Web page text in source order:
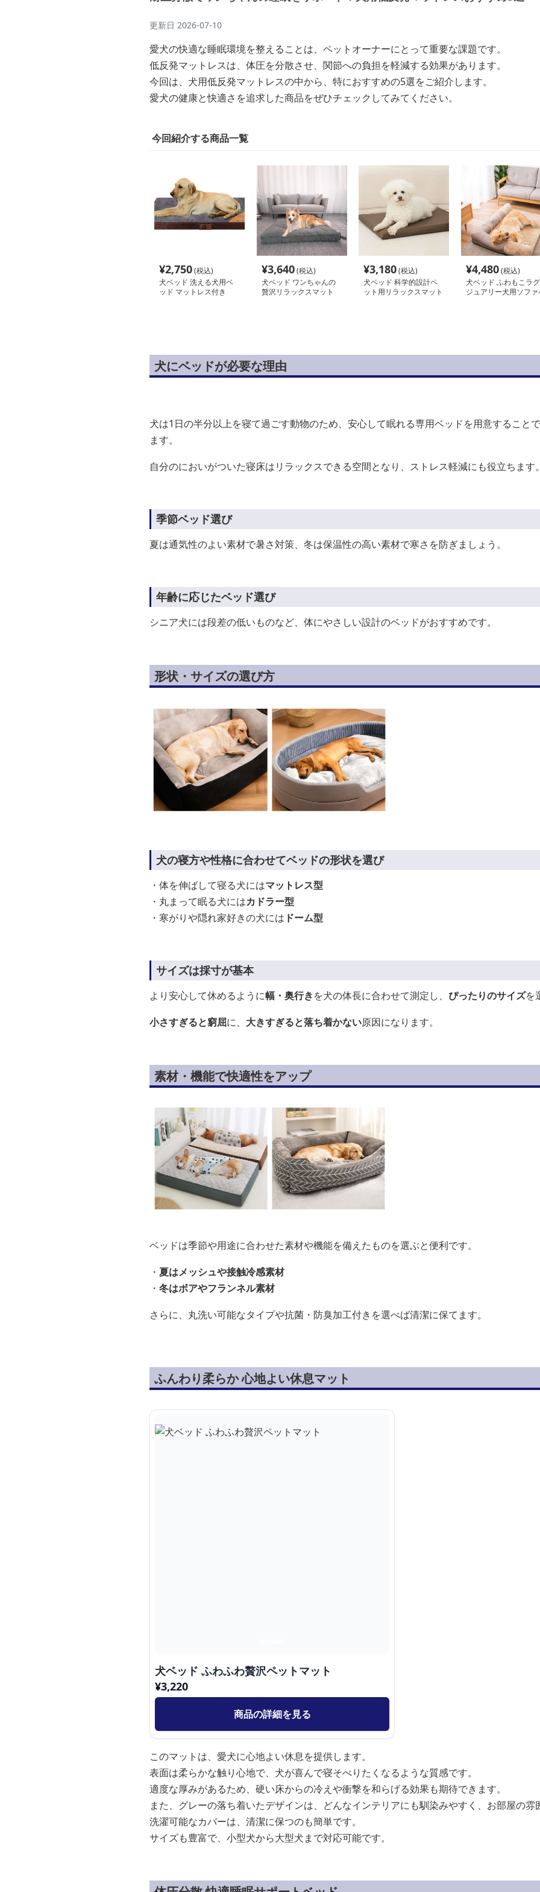
更新日 2026-07-10
愛犬の快適な睡眠環境を整えることは、ペットオーナーにとって重要な課題です。
低反発マットレスは、体圧を分散させ、関節への負担を軽減する効果があります。
今回は、犬用低反発マットレスの中から、特におすすめの5選をご紹介します。
愛犬の健康と快適さを追求した商品をぜひチェックしてみてください。
今回紹介する商品一覧
¥2,750(税込)
犬ベッド 洗える犬用ベ
ッド マットレス付き
¥3,640(税込)
犬ベッド ワンちゃんの
贅沢リラックスマット
¥3,180(税込)
犬ベッド 科学的設計ペ
ット用リラックスマット
¥4,480(税込)
犬ベッド ふわもこラグ
ジュアリー犬用ソファ
犬にベッドが必要な理由
犬は1日の半分以上を寝て過ごす動物のため、安心して眠れる専用ベッドを用意すること
ます。
自分のにおいがついた寝床はリラックスできる空間となり、ストレス軽減にも役立ちます。
季節ベッド選び
夏は通気性のよい素材で暑さ対策、冬は保温性の高い素材で寒さを防ぎましょう。
年齢に応じたベッド選び
シニア犬には段差の低いものなど、体にやさしい設計のベッドがおすすめです。
形状・サイズの選び方
犬の寝方や性格に合わせてベッドの形状を選び
・体を伸ばして寝る犬にはマットレス型
・丸まって眠る犬にはカドラー型
・寒がりや隠れ家好きの犬には ドーム型
サイズは採寸が基本
より安心して休めるように幅・奥行きを犬の体長に合わせて測定し、 ぴったりのサイズを
小さすぎると窮屈に、 大きすぎると落ち着かない原因になります。
素材・機能で快適性をアップ
ベッドは季節や用途に合わせた素材や機能を備えたものを選ぶと便利です。
・ 夏はメッシュや接触冷感素材
・ 冬はボアやフランネル素材
さらに、丸洗い可能なタイプや抗菌・防臭加工付きを選べば清潔に保てます。
ふんわり柔らか 心地よい休息マット
犬ベッド ふわふわ贅沢ペットマット
¥3,220
商品の詳細を見る
このマットは、愛犬に心地よい休息を提供します。
表面は柔らかな触り心地で、犬が喜んで寝そべりたくなるような質感です。
適度な厚みがあるため、硬い床からの冷えや衝撃を和らげる効果も期待できます。
また、グレーの落ち着いたデザインは、どんなインテリアにも馴染みやすく、お部屋の雰
洗濯可能なカバーは、清潔に保つのも簡単です。
サイズも豊富で、小型犬から大型犬まで対応可能です。